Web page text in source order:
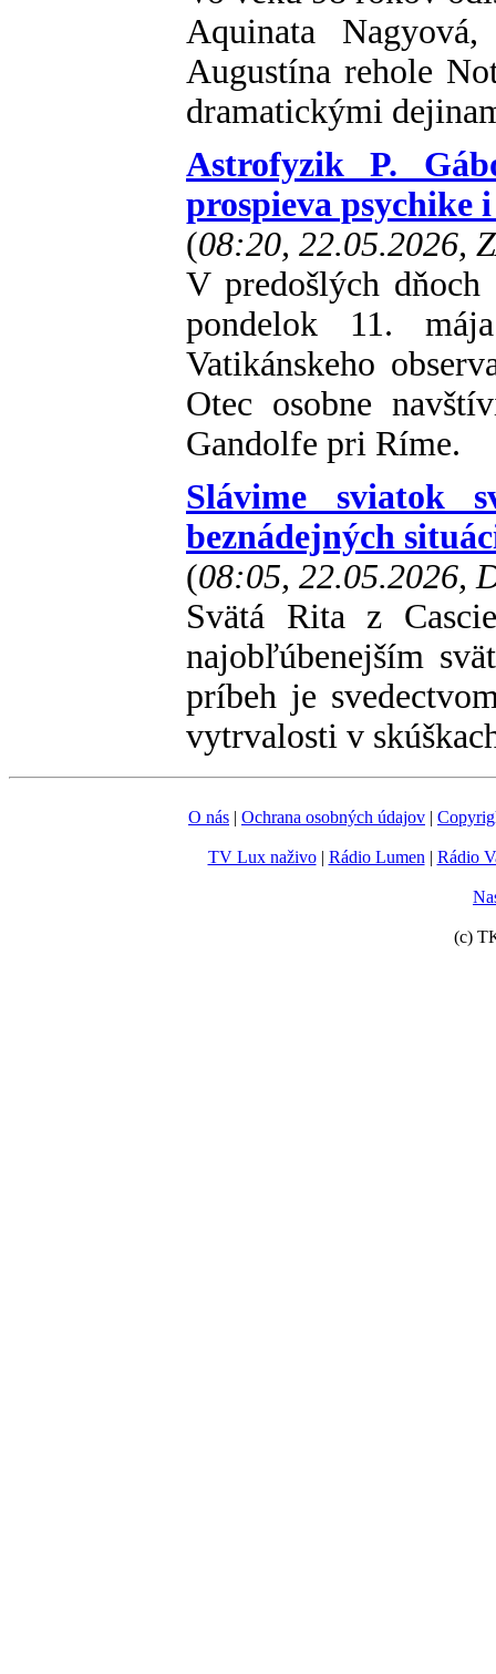
Aquinata
Augustína rehole
dramatickými
Astrofyzik P.
prospieva psychike
(08:20, 22.05.2026,
V predošlých
pondelok 11.
Vatikánskeho
Otec osobne
Gandolfe pri Ríme.
Slávime sviatok
beznádejných
(08:05, 22.05.2026,
Svätá Rita z
najobľúbenejším
príbeh je
vytrvalosti v
O nás | Ochrana osobných údajov |
TV Lux naživo| Rádio Lumen | Rádio
(c)